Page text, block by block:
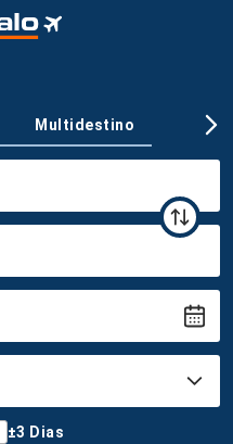
Multidestino
±3 Dias